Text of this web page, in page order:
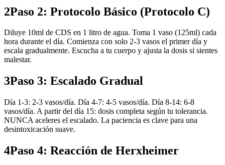
2Paso 2: Protocolo Básico (Protocolo C)
Diluye 10ml de CDS en 1 litro de agua. Toma 1 vaso (125ml) cada
hora durante el día. Comienza con solo 2-3 vasos el primer día y
escala gradualmente. Escucha a tu cuerpo y ajusta la dosis si sientes
malestar.
3Paso 3: Escalado Gradual
Día 1-3: 2-3 vasos/día. Día 4-7: 4-5 vasos/día. Día 8-14: 6-8
vasos/día. A partir del día 15: dosis completa según tu tolerancia.
NUNCA aceleres el escalado. La paciencia es clave para una
desintoxicación suave.
4Paso 4: Reacción de Herxheimer